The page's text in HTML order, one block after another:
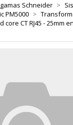
Schneider
PM5000
core CT RJ45 - 25mm